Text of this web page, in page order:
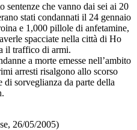
sentenze che vanno dai sei ai 20
stati condannati il 24 gennaio
e 1,000 pillole di anfetamine,
spacciate nella città di Ho
il traffico di armi.
a morte emesse nell’ambito
arresti risalgono allo scorso
di sorveglianza da parte della
26/05/2005)